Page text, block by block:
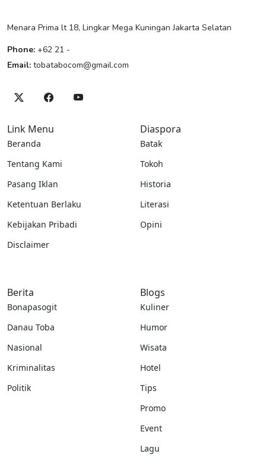
Menara Prima lt 18, Lingkar Mega Kuningan Jakarta Selatan
Phone: +62 21 -
Email: tobatabocom@gmail.com
Link Menu
Beranda
Tentang Kami
Pasang Iklan
Ketentuan Berlaku
Kebijakan Pribadi
Disclaimer
Diaspora
Batak
Tokoh
Historia
Literasi
Opini
Berita
Bonapasogit
Danau Toba
Nasional
Kriminalitas
Politik
Blogs
Kuliner
Humor
Wisata
Hotel
Tips
Promo
Event
Lagu